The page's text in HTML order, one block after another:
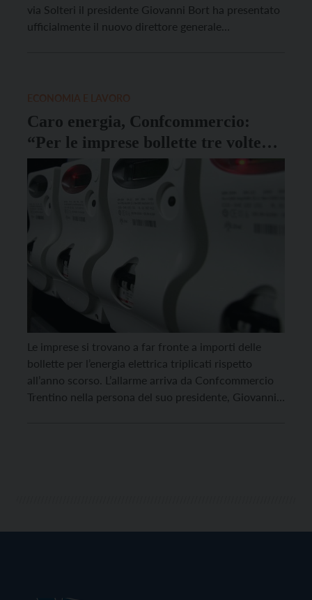
via Solteri il presidente Giovanni Bort ha presentato
ufficialmente il nuovo direttore generale
Caro energia, Confcommercio:
“Per le imprese bollette tre volte
più alte”
Le imprese si trovano a far fronte a importi delle
bollette per l’energia elettrica triplicati rispetto
all’anno scorso. L’allarme arriva da Confcommercio
Trentino nella persona del suo presidente, Giovanni